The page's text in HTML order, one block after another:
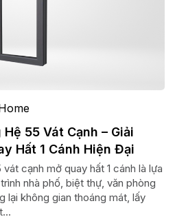
55 Vát Cạnh – Giải
Hất 1 Cánh Hiện Đại
cạnh mở quay hất 1 cánh là lựa
nhà phố, biệt thự, văn phòng
lại không gian thoáng mát, lấy